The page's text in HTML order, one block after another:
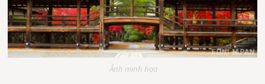
Ảnh minh họa